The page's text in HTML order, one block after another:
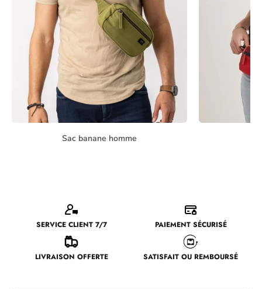
Sac banane homme
SERVICE CLIENT 7/7 PAIEMENT SÉCURISÉ
LIVRAISON OFFERTE SATISFAIT OU REMBOURSÉ